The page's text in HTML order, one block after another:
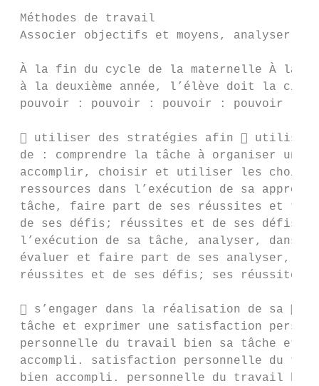
Méthodes de travail
Associer objectifs et moyens, analyser
À la fin du cycle de la maternelle À la
à la deuxième année, l’élève doit la
pouvoir : pouvoir : pouvoir : pouvoir :
 utiliser des stratégies afin  utiliser
de : comprendre la tâche à organiser une
accomplir, choisir et utiliser les
ressources dans l’exécution de sa
tâche, faire part de ses réussites et
de ses défis; réussites et de ses défis;
l’exécution de sa tâche, analyser, dans
évaluer et faire part de ses analyser,
réussites et de ses défis; ses réussites
 s’engager dans la réalisation de sa
tâche et exprimer une satisfaction
personnelle du travail bien sa tâche et
accompli. satisfaction personnelle du
bien accompli. personnelle du travail